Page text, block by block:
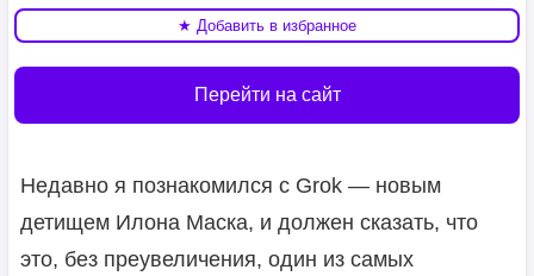
★ Добавить в избранное
Перейти на сайт
Недавно я познакомился с Grok — новым
детищем Илона Маска, и должен сказать, что
это, без преувеличения, один из самых